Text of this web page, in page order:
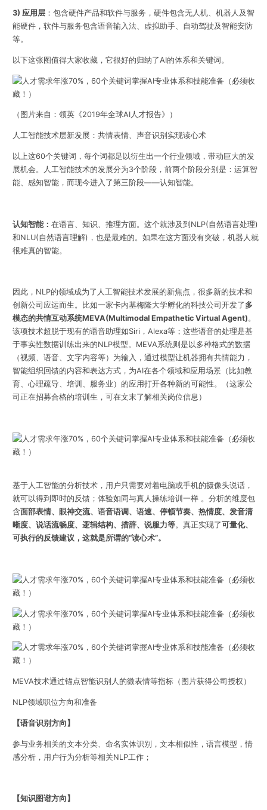
3) 应用层：包含硬件产品和软件与服务，硬件包含无人机、机器人及智
能硬件，软件与服务包含语音输入法、虚拟助手、自动驾驶及智能安防
等。
以下这张图值得大家收藏，它很好的归纳了AI的体系和关键词。
（图片来自：领英《2019年全球AI人才报告》）
人工智能技术层新发展：共情表情、声音识别实现读心术
以上这60个关键词，每个词都足以衍生出一个行业领域，带动巨大的发
展机会。人工智能技术的发展分为3个阶段，前两个阶段分别是：运算智
能、感知智能，而现今进入了第三阶段——认知智能。
认知智能： 在语言、知识、推理方面。这个就涉及到NLP(自然语言处理)
和NLU(自然语言理解)，也是最难的。如果在这方面没有突破，机器人就
很难真的智能。
因此，NLP的领域成为了人工智能技术发展的新焦点，很多新的技术和
创新公司应运而生。比如一家卡内基梅隆大学孵化的科技公司开发了 多
模态的共情互动系统MEVA(Multimodal Empathetic Virtual Agent)。
该项技术超脱于现有的语音助理如Siri，Alexa等；这些语音的处理是基
于事实性数据训练出来的NLP模型。MEVA系统则是以多种格式的数据
（视频、语音、文字内容等）为输入，通过模型让机器拥有共情能力，
智能组织回馈的内容和表达方式，为AI在各个领域和应用场景（比如教
育、心理疏导、培训、服务业）的应用打开各种新的可能性。
（这家公
司正在招募合格的培训生，可在文末了解相关岗位信息）
基于人工智能的分析技术，用户只需要对着电脑或手机的摄像头说话，
就可以得到即时的反馈；体验如同与真人操练培训一样 。分析的维度包
含面部表情、眼神交流、语音语调、语速、停顿节奏、热情度、发音清
晰度、说话流畅度、逻辑结构、措辞、说服力等。 真正实现了可量化、
可执行的反馈建议，这就是所谓的“读心术”。
MEVA技术通过锚点智能识别人的微表情等指标（图片获得公司授权）
NLP领域职位方向和准备
【语音识别方向】
参与业务相关的文本分类、命名实体识别，文本相似性，语言模型，情
感分析，用户行为分析等相关NLP工作；
【知识图谱方向】